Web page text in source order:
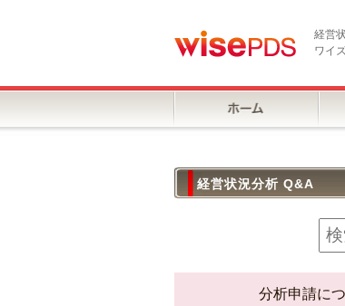
経営
ワイ
経営状況分析 Q&A
分析申請に